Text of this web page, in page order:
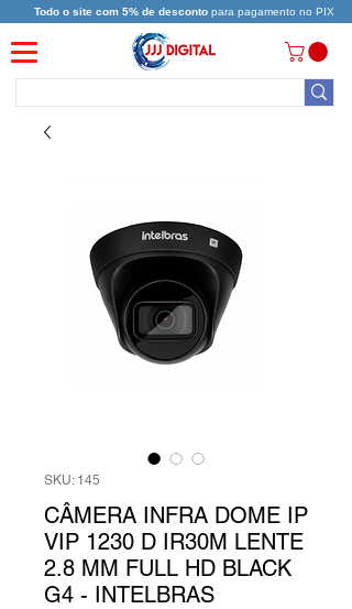
Todo o site com 5% de desconto para pagamento no PIX
SKU: 145
CÂMERA INFRA DOME IP
VIP 1230 D IR30M LENTE
2.8 MM FULL HD BLACK
G4 - INTELBRAS